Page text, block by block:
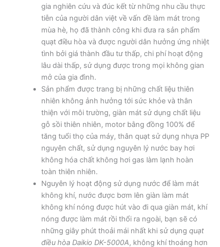
gia nghiên cứu và đúc kết từ những nhu cầu thực
tiễn của người dân việt về vấn đề làm mát trong
mùa hè, họ đã thành công khi đưa ra sản phẩm
quạt điều hòa và được người dân hưởng ứng nhiệt
tình bởi giá thành đầu tư thấp, chi phí hoạt động
lâu dài thấp, sử dụng được trong mọi không gian
mở của gia đình.
Sản phẩm được trang bị những chất liệu thiên
nhiên không ảnh hưởng tới sức khỏe và thân
thiện với môi trường, giàn mát sử dụng chất liệu
gỗ sồi thiên nhiên, motor bằng đồng 100% để
tăng tuổi thọ của máy, thân quạt sử dụng nhựa PP
nguyên chất, sử dụng nguyên lý nước bay hơi
không hóa chất không hơi gas làm lạnh hoàn
toàn thiên nhiên.
Nguyên lý hoạt động sử dụng nước để làm mát
không khí, nước được bơm lên giàn làm mát
không khí nóng được hút vào đi qua giàn mát, khí
nóng được làm mát rồi thổi ra ngoài, bạn sẽ có
những giây phút thoải mái nhất khi sử dụng quạt
điều hòa Daikio DK-5000A, không khí thoáng hơn